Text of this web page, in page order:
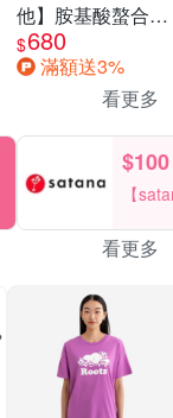
他】胺基酸螯合鋅
x2瓶30mg素食錠
(鋅錠)
$680
滿額送3%
看更多
$100
【
一件
看更多